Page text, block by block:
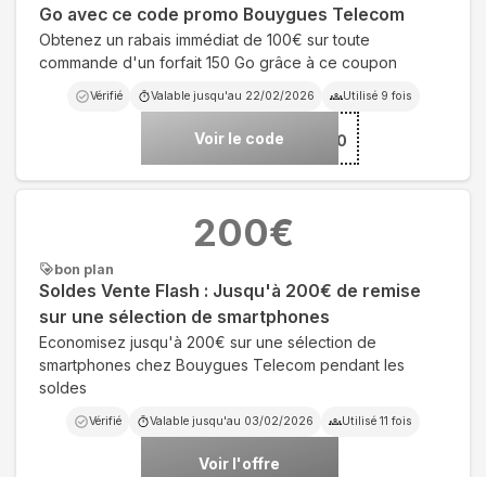
Go avec ce code promo Bouygues Telecom
Obtenez un rabais immédiat de 100€ sur toute
commande d'un forfait 150 Go grâce à ce coupon
Vérifié Valable jusqu'au 22/02/2026 Utilisé 9 fois
Voir le code***KEND100
bon plan
Soldes Vente Flash : Jusqu'à 200€ de remise
sur une sélection de smartphones
Economisez jusqu'à 200€ sur une sélection de
smartphones chez Bouygues Telecom pendant les
soldes
Vérifié Valable jusqu'au 03/02/2026 Utilisé 11 fois
Voir l'offre
200€